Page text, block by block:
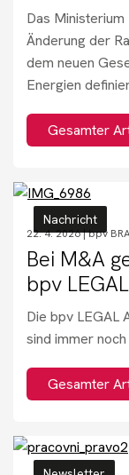
Das
Änderung der
dem neuen
Energien
Gesamter
Nachricht
22. 4. 2026 |bpv
Bei M&A
bpv
Die bpv LEGAL
sind immer
Gesamter